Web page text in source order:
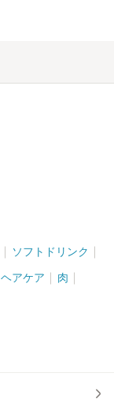
ソフトドリンク
ヘアケア 肉